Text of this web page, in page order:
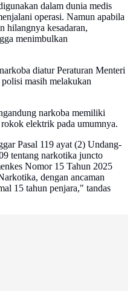
dalam dunia medis
operasi. Namun apabila
hilangnya kesadaran,
menimbulkan
diatur Peraturan Menteri
masih melakukan
narkoba memiliki
elektrik pada umumnya.
Pasal 119 ayat (2) Undang-
tentang narkotika juncto
Nomor 15 Tahun 2025
dengan ancaman
15 tahun penjara," tandas